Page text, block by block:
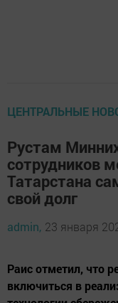
ЦЕНТРАЛЬНЫЕ
Рустам
сотрудников
Татарстана
свой долг
admin, 23 января
Раис отметил, что
включиться в